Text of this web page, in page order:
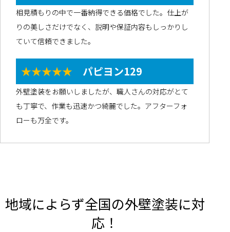
相見積もりの中で一番納得できる価格でした。仕上が
りの美しさだけでなく、説明や保証内容もしっかりし
ていて信頼できました。
★★★★★ パピヨン129
外壁塗装をお願いしましたが、職人さんの対応がとて
も丁寧で、作業も迅速かつ綺麗でした。アフターフォ
ローも万全です。
地域によらず全国の外壁塗装に対
応！